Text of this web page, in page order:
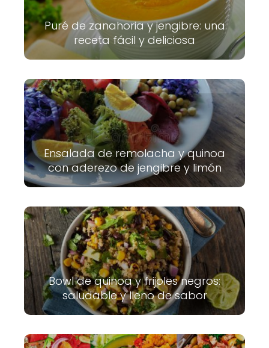
Puré de zanahoria y jengibre: una
receta fácil y deliciosa
Ensalada de remolacha y quinoa
con aderezo de jengibre y limón
Bowl de quinoa y frijoles negros:
saludable y lleno de sabor